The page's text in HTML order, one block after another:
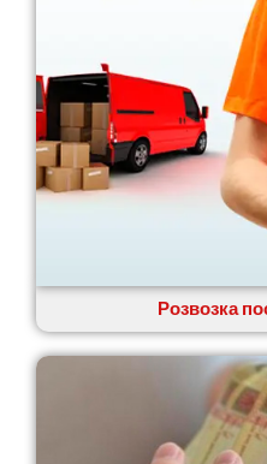
Шпола
Синельникове
Славута
Славутич
Слобожанське
Сміла
Софіївська Борщагівка
Солоницівка
Старокостянтинів
Старі Петрівці
Стебник
Розвозка